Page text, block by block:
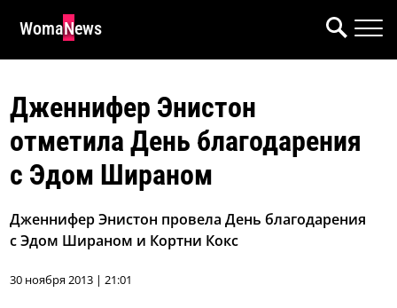
WomaNews
Дженнифер Энистон
отметила День благодарения
с Эдом Шираном
Дженнифер Энистон провела День благодарения
с Эдом Шираном и Кортни Кокс
30 ноября 2013 | 21:01